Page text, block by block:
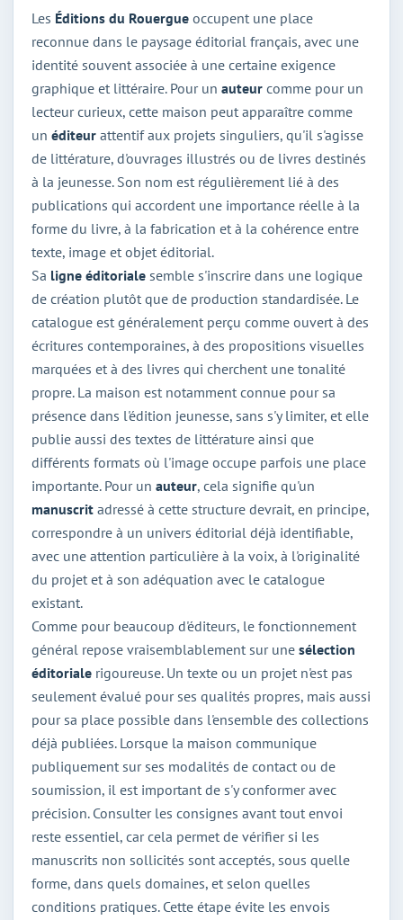
Les Éditions du Rouergue occupent une place
reconnue dans le paysage éditorial français, avec une
identité souvent associée à une certaine exigence
graphique et littéraire. Pour un auteur comme pour un
lecteur curieux, cette maison peut apparaître comme
un éditeur attentif aux projets singuliers, qu'il s'agisse
de littérature, d'ouvrages illustrés ou de livres destinés
à la jeunesse. Son nom est régulièrement lié à des
publications qui accordent une importance réelle à la
forme du livre, à la fabrication et à la cohérence entre
texte, image et objet éditorial.
Sa ligne éditoriale semble s'inscrire dans une logique
de création plutôt que de production standardisée. Le
catalogue est généralement perçu comme ouvert à des
écritures contemporaines, à des propositions visuelles
marquées et à des livres qui cherchent une tonalité
propre. La maison est notamment connue pour sa
présence dans l'édition jeunesse, sans s'y limiter, et elle
publie aussi des textes de littérature ainsi que
différents formats où l'image occupe parfois une place
importante. Pour un auteur, cela signifie qu'un
manuscrit adressé à cette structure devrait, en principe,
correspondre à un univers éditorial déjà identifiable,
avec une attention particulière à la voix, à l'originalité
du projet et à son adéquation avec le catalogue
existant.
Comme pour beaucoup d'éditeurs, le fonctionnement
général repose vraisemblablement sur une sélection
éditoriale rigoureuse. Un texte ou un projet n'est pas
seulement évalué pour ses qualités propres, mais aussi
pour sa place possible dans l'ensemble des collections
déjà publiées. Lorsque la maison communique
publiquement sur ses modalités de contact ou de
soumission, il est important de s'y conformer avec
précision. Consulter les consignes avant tout envoi
reste essentiel, car cela permet de vérifier si les
manuscrits non sollicités sont acceptés, sous quelle
forme, dans quels domaines, et selon quelles
conditions pratiques. Cette étape évite les envois